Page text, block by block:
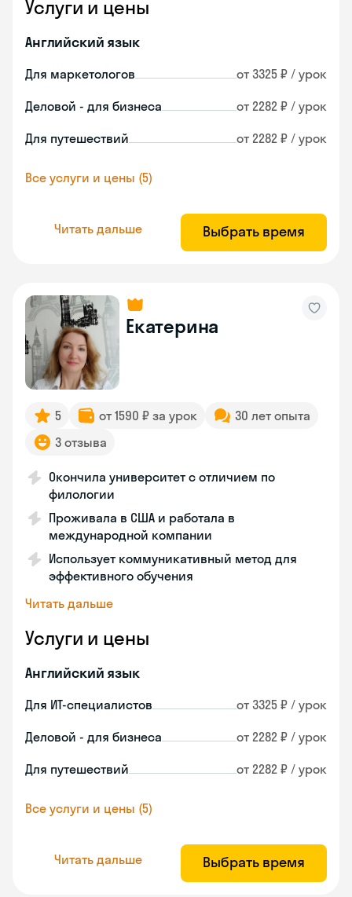
Услуги и цены
Английский язык
Для маркетологов от 3325 ₽ / урок
Деловой - для бизнеса от 2282 ₽ / урок
Для путешествий от 2282 ₽ / урок
Все услуги и цены (5)
Читать дальше Выбрать время
Екатерина
5 от 1590 ₽ за урок
30 лет опыта
3 отзыва
Окончила университет с отличием по
филологии
Проживала в США и работала в
международной компании
Использует коммуникативный метод для
эффективного обучения
Читать дальше
Услуги и цены
Английский язык
Для ИТ-специалистов от 3325 ₽ / урок
Деловой - для бизнеса от 2282 ₽ / урок
Для путешествий от 2282 ₽ / урок
Все услуги и цены (5)
Читать дальше Выбрать время